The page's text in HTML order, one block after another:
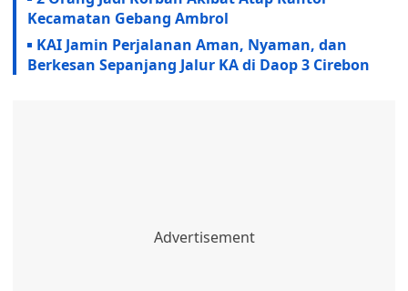
Kecamatan Gebang Ambrol
KAI Jamin Perjalanan Aman, Nyaman, dan
Berkesan Sepanjang Jalur KA di Daop 3 Cirebon